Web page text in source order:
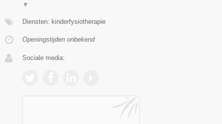
▼
Diensten: kinderfysiotherapie
Openingstijden onbekend
Sociale media: